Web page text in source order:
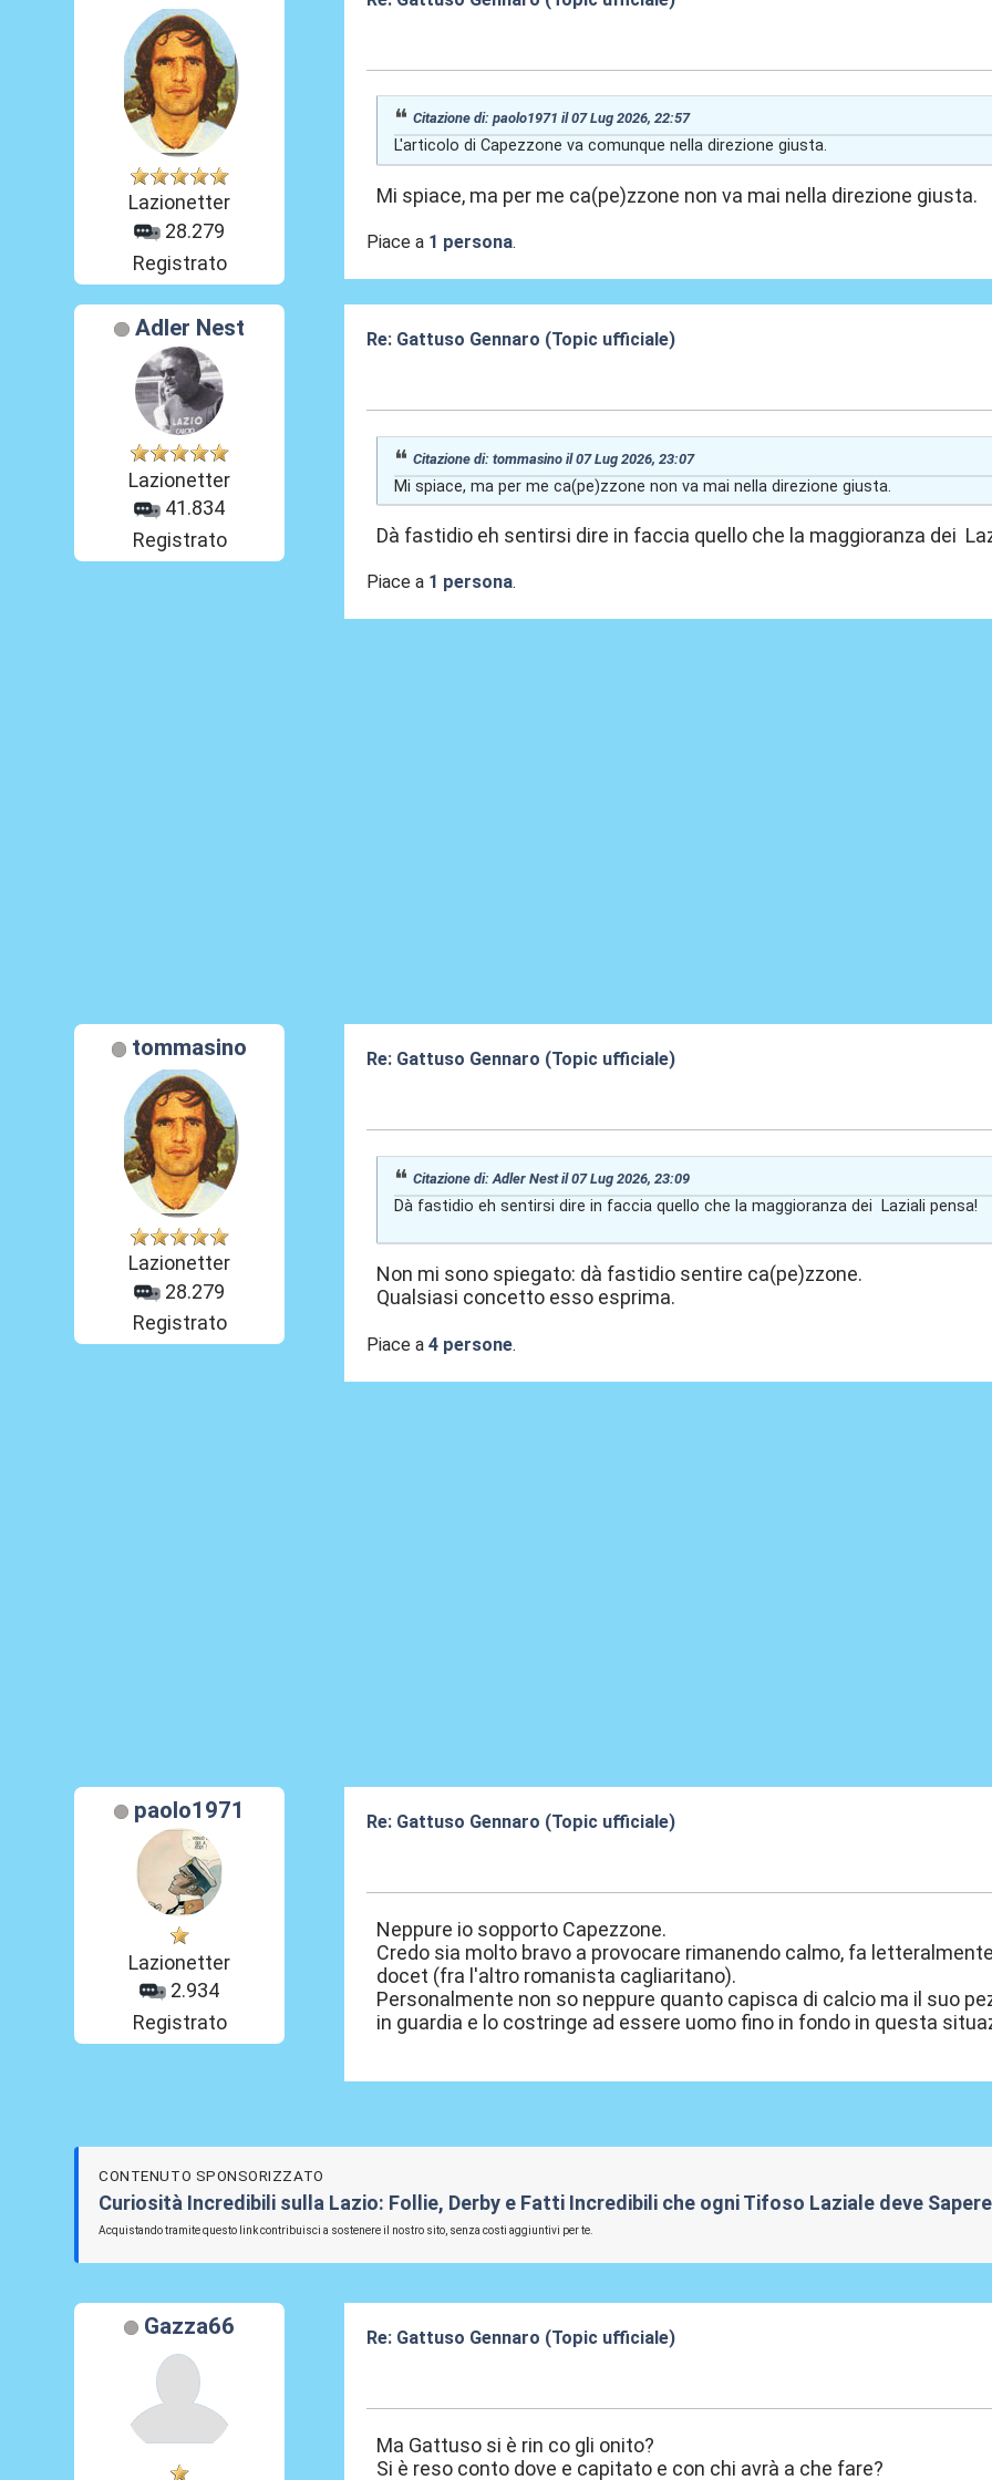
Lazionetter
28.279
Registrato
Citazione di: paolo1971 il 07 Lug 2026, 22:57
L'articolo di Capezzone va comunque nella direzione giusta.
Mi spiace, ma per me ca(pe)zzone non va mai nella direzione giusta.
Piace a 1 persona.
Adler Nest
Lazionetter
41.834
Registrato
Re: Gattuso Gennaro (Topic ufficiale)
Citazione di: tommasino il 07 Lug 2026, 23:07
Mi spiace, ma per me ca(pe)zzone non va mai nella direzione giusta.
Dà fastidio eh sentirsi dire in faccia quello che la maggioranza dei
Piace a 1 persona.
tommasino
Lazionetter
28.279
Registrato
Re: Gattuso Gennaro (Topic ufficiale)
Citazione di: Adler Nest il 07 Lug 2026, 23:09
Dà fastidio eh sentirsi dire in faccia quello che la maggioranza dei Laziali pensa!
Non mi sono spiegato: dà fastidio sentire ca(pe)zzone.
Qualsiasi concetto esso esprima.
Piace a4 persone.
paolo1971
Lazionetter
2.934
Registrato
Re: Gattuso Gennaro (Topic ufficiale)
Neppure io sopporto Capezzone.
Credo sia molto bravo a provocare rimanendo calmo, fa
docet (fra l'altro romanista cagliaritano).
Personalmente non so neppure quanto capisca di calcio ma il suo
in guardia e lo costringe ad essere uomo fino in fondo in questa
CONTENUTO SPONSORIZZATO
Curiosità Incredibili sulla Lazio: Follie, Derby e Fatti Incredibili che ogni Tifoso Laziale deve
Acquistando tramite questo link contribuisci a sostenere il nostro sito, senza costi aggiuntivi per te.
Gazza66
Re: Gattuso Gennaro (Topic ufficiale)
Ma Gattuso si è rin co gli onito?
Si è reso conto dove e capitato e con chi avrà a che fare?